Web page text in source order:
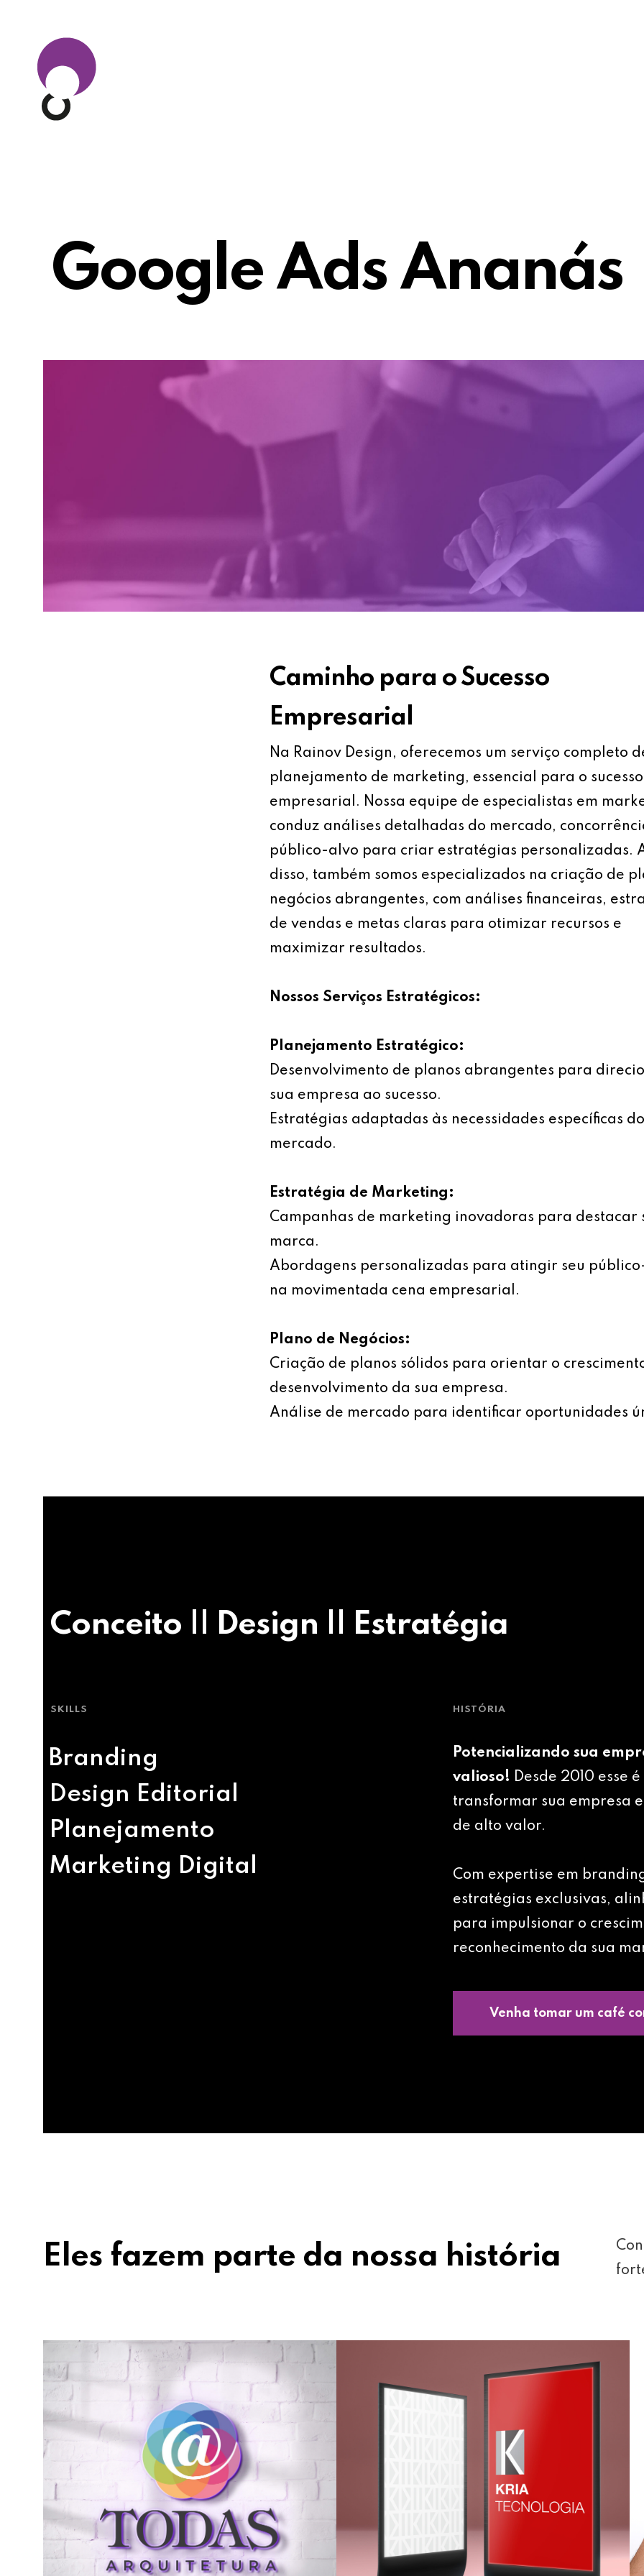
Google Ads Ananás
Caminho para o Sucesso
Empresarial
Na Rainov Design, oferecemos um serviço completo
planejamento de marketing, essencial para o sucesso
empresarial. Nossa equipe de especialistas em
conduz análises detalhadas do mercado,
público-alvo para criar estratégias personalizadas.
disso, também somos especializados na criação de
negócios abrangentes, com análises financeiras,
de vendas e metas claras para otimizar recursos e
maximizar resultados.
Nossos Serviços Estratégicos:
Planejamento Estratégico:
Desenvolvimento de planos abrangentes para
sua empresa ao sucesso.
Estratégias adaptadas às necessidades específicas do
mercado.
Estratégia de Marketing:
Campanhas de marketing inovadoras para destacar
marca.
Abordagens personalizadas para atingir seu
na movimentada cena empresarial.
Plano de Negócios:
Criação de planos sólidos para orientar o
desenvolvimento da sua empresa.
Análise de mercado para identificar oportunidades
Conceito || Design || Estratégia
SKILLS
Branding
Design Editorial
Planejamento
Marketing Digital
HISTÓRIA
Potencializando sua
valioso! Desde 2010 esse
transformar sua empresa
de alto valor.
Com expertise em
estratégias exclusivas,
para impulsionar o
reconhecimento da sua
Venha tomar um café
Eles fazem parte da nossa história